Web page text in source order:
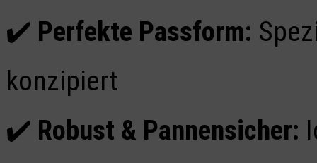
✔️ Perfekte Passform:
konzipiert
✔️ Robust & Pannensicher: